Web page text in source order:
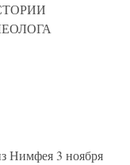
Нимфея 3 ноября